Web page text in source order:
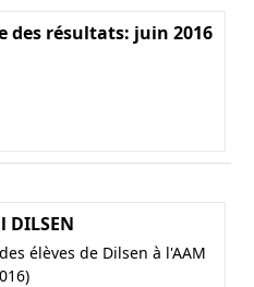
des résultats: juin 2016
DILSEN
élèves de Dilsen à l'AAM